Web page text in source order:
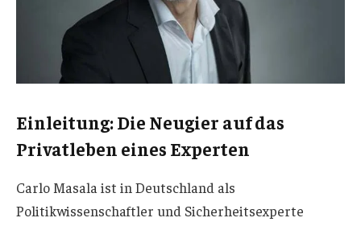
Einleitung: Die Neugier auf das
Privatleben eines Experten
Carlo Masala ist in Deutschland als
Politikwissenschaftler und Sicherheitsexperte